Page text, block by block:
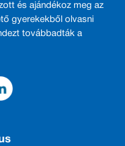
és ajándékoz meg az
gyerekekből olvasni
továbbadták a